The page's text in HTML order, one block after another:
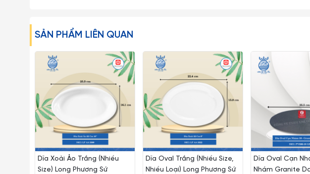
SẢN PHẨM LIÊN QUAN
Dĩa Xoài Ảo Trắng (Nhiều
Size) Long Phương Sứ
Dĩa Oval Trắng (Nhiều Size,
Nhiều Loại) Long Phương Sứ
Dĩa Oval Cạn
Nhám Granite